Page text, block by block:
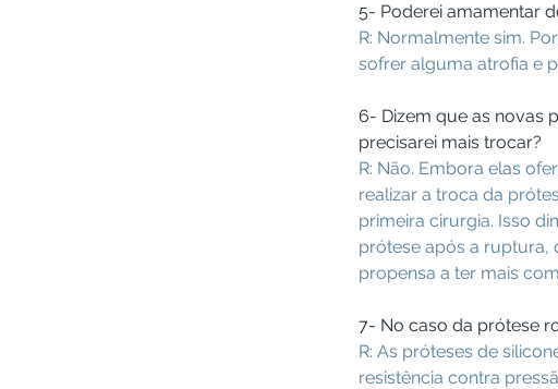
5- Poderei amamentar
R: Normalmente sim.
sofrer alguma atrofia e
6- Dizem que as novas
precisarei mais trocar?
R: Não. Embora elas
realizar a troca da
primeira cirurgia. Isso
prótese após a ruptura,
propensa a ter mais
7- No caso da prótese
R: As próteses de
resistência contra